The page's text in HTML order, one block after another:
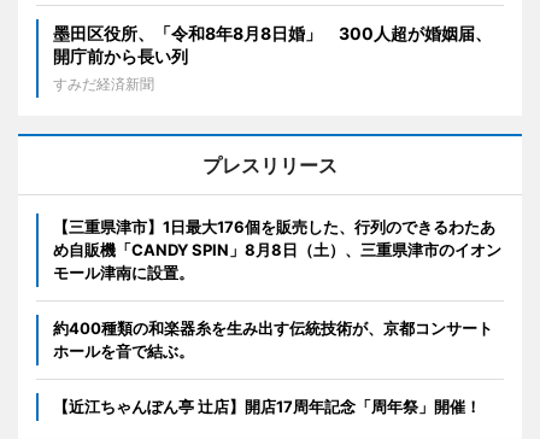
墨田区役所、「令和8年8月8日婚」 300人超が婚姻届、
開庁前から長い列
すみだ経済新聞
プレスリリース
【三重県津市】1日最大176個を販売した、行列のできるわたあ
め自販機「CANDY SPIN」8月8日（土）、三重県津市のイオン
モール津南に設置。
約400種類の和楽器糸を生み出す伝統技術が、京都コンサート
ホールを音で結ぶ。
【近江ちゃんぽん亭 辻店】開店17周年記念「周年祭」開催！